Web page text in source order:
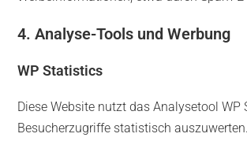
4. Analyse-Tools und Werbung
WP Statistics
Diese Website nutzt das Analysetool WP
Besucherzugriffe statistisch